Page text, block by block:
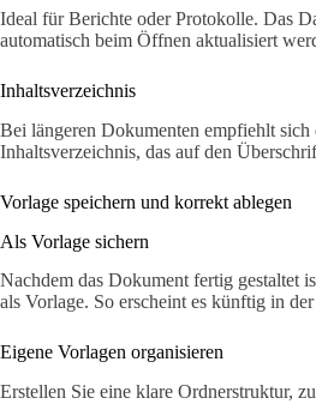
Ideal für Berichte oder Protokolle. Das
automatisch beim Öffnen aktualisiert
Inhaltsverzeichnis
Bei längeren Dokumenten empfiehlt sich
Inhaltsverzeichnis, das auf den
Vorlage speichern und korrekt ablegen
Als Vorlage sichern
Nachdem das Dokument fertig gestaltet
als Vorlage. So erscheint es künftig in
Eigene Vorlagen organisieren
Erstellen Sie eine klare Ordnerstruktur,